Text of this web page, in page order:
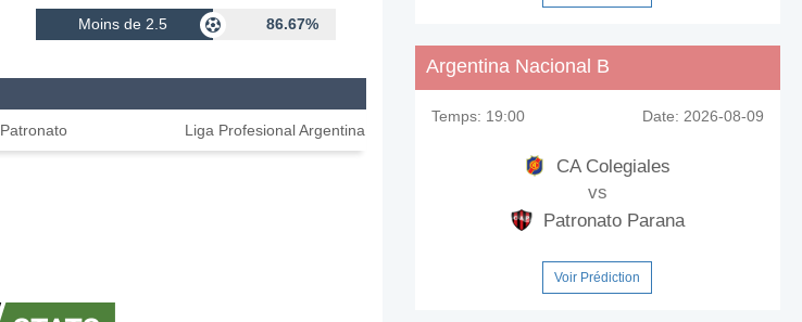
Moins de 2.5 86.67%
Patronato Liga Profesional Argentina
Argentina Nacional B
Temps: 19:00 Date: 2026-08-09
CA Colegiales
vs
Patronato Parana
Voir Prédiction